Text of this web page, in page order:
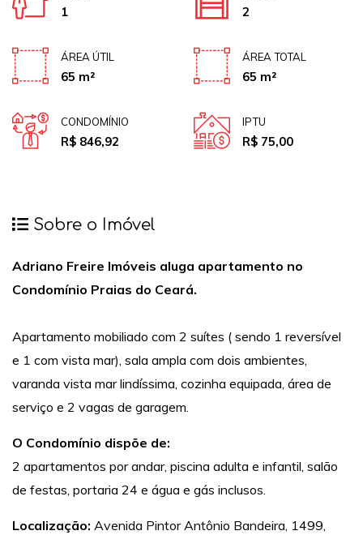
1 2
ÁREA ÚTIL
65 m²
ÁREA TOTAL
65 m²
CONDOMÍNIO
R$ 846,92
IPTU
R$ 75,00
Sobre o Imóvel
Adriano Freire Imóveis aluga apartamento no
Condomínio Praias do Ceará.
Apartamento mobiliado com 2 suítes ( sendo 1 reversível
e 1 com vista mar), sala ampla com dois ambientes,
varanda vista mar lindíssima, cozinha equipada, área de
serviço e 2 vagas de garagem.
O Condomínio dispõe de:
2 apartamentos por andar, piscina adulta e infantil, salão
de festas, portaria 24 e água e gás inclusos.
Localização: Avenida Pintor Antônio Bandeira, 1499,